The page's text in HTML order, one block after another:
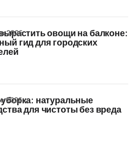
овощи на балконе:
гид для городских
2026
натуральные
для чистоты без вреда
2026